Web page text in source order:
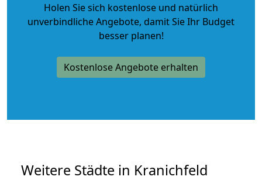
Holen Sie sich kostenlose und natürlich
unverbindliche Angebote, damit Sie Ihr Budget
besser planen!
Kostenlose Angebote erhalten
Weitere Städte in Kranichfeld